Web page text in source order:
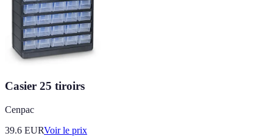
Casier 25 tiroirs
Cenpac
39.6 EURVoir le prix